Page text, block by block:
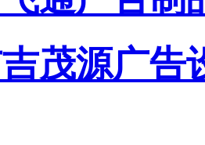
茂源广告